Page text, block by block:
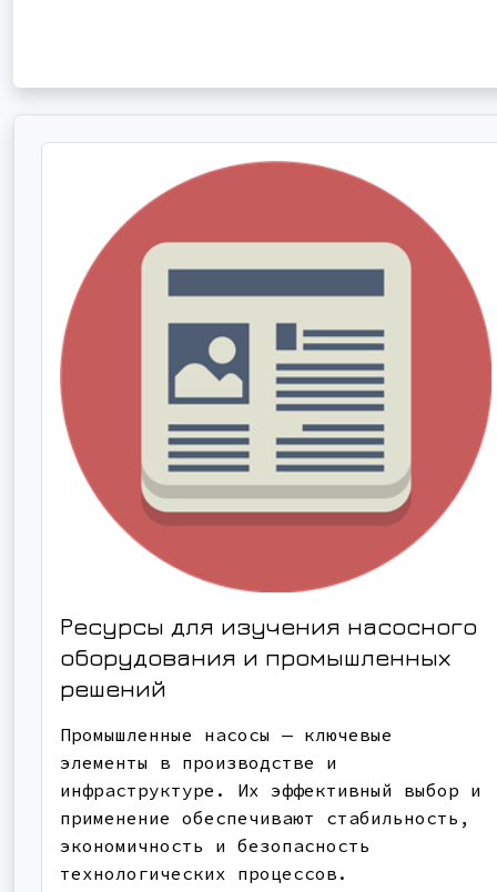
Ресурсы для изучения насосного
оборудования и промышленных
решений
Промышленные насосы — ключевые
элементы в производстве и
инфраструктуре. Их эффективный выбор и
применение обеспечивают стабильность,
экономичность и безопасность
технологических процессов.